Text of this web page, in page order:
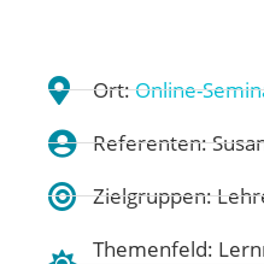
Ort:Online-
Referenten:
Zielgruppen:
Themenfeld: